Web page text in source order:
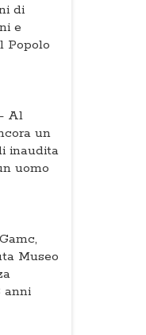
di
e
Popolo
Al
un
inaudita
uomo
Gamc,
Museo
anni